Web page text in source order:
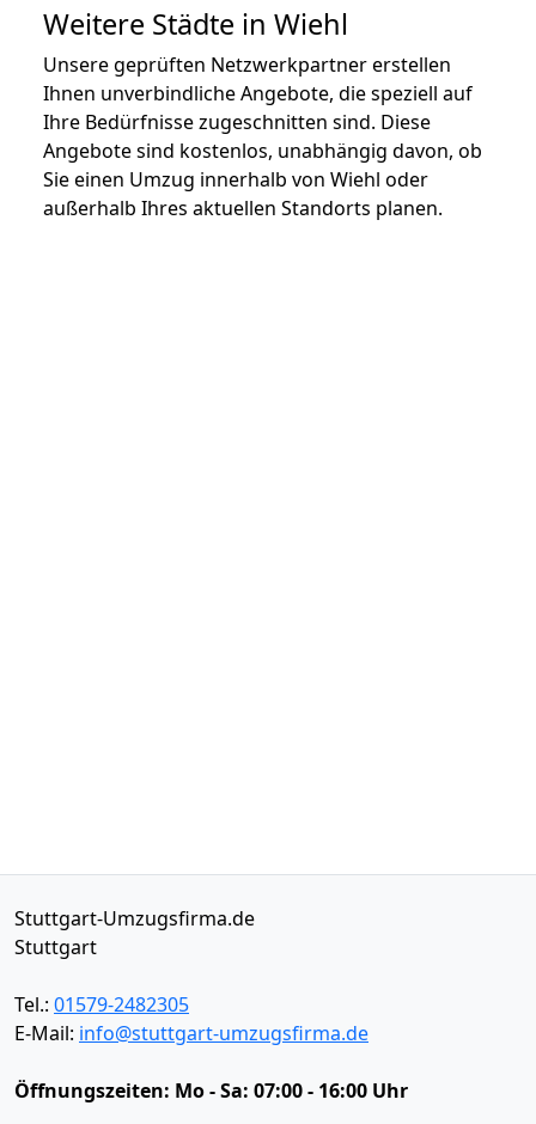
Weitere Städte in Wiehl
Unsere geprüften Netzwerkpartner erstellen
Ihnen unverbindliche Angebote, die speziell auf
Ihre Bedürfnisse zugeschnitten sind. Diese
Angebote sind kostenlos, unabhängig davon, ob
Sie einen Umzug innerhalb von Wiehl oder
außerhalb Ihres aktuellen Standorts planen.
Stuttgart-Umzugsfirma.de
Stuttgart
Tel.: 01579-2482305
E-Mail: info@stuttgart-umzugsfirma.de
Öffnungszeiten: Mo - Sa: 07:00 - 16:00 Uhr